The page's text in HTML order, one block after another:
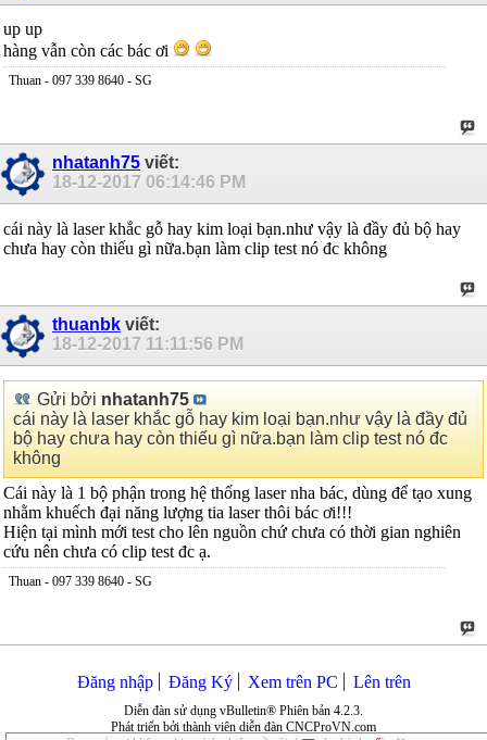
up up
hàng vẫn còn các bác ơi
Thuan - 097 339 8640 - SG
nhatanh75 viết:
18-12-2017 06:14:46 PM
cái này là laser khắc gỗ hay kim loại bạn.như vậy là đầy đủ bộ hay
chưa hay còn thiếu gì nữa.bạn làm clip test nó đc không
thuanbk viết:
18-12-2017 11:11:56 PM
Gửi bởi nhatanh75
cái này là laser khắc gỗ hay kim loại bạn.như vậy là đầy đủ
bộ hay chưa hay còn thiếu gì nữa.bạn làm clip test nó đc
không
Cái này là 1 bộ phận trong hệ thống laser nha bác, dùng để tạo xung
nhằm khuếch đại năng lượng tia laser thôi bác ơi!!!
Hiện tại mình mới test cho lên nguồn chứ chưa có thời gian nghiên
cứu nên chưa có clip test đc ạ.
Thuan - 097 339 8640 - SG
Đăng nhập Đăng Ký Xem trên PC Lên trên
Diễn đàn sử dụng vBulletin® Phiên bản 4.2.3.
Phát triển bởi thành viên diễn đàn CNCProVN.com